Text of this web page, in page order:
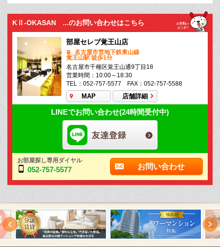
KⅡ-OKASAN ...のお問い合わせはこちら
部屋セレブ覚王山店
名古屋市営地下鉄東山線
覚王山駅 徒歩1分
名古屋市千種区覚王山通9丁目18
営業時間：10:00～18:30
TEL：052-757-5577 FAX：052-757-5588
MAP 店舗詳細
LINEでお問い合わせ(24時間受付中)
お部屋探し専用ダイヤル
052-757-5577 お問い合わせ